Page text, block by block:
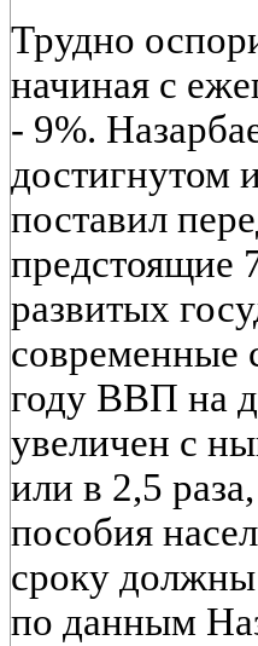
Трудно
начиная с
- 9%.
достигнутом
поставил
предстоящие
развитых
современные
году ВВП на
увеличен с
или в 2,5
пособия
сроку
по данным